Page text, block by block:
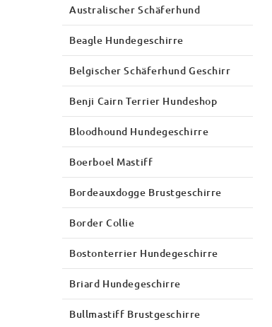
Australischer Schäferhund
Beagle Hundegeschirre
Belgischer Schäferhund Geschirr
Benji Cairn Terrier Hundeshop
Bloodhound Hundegeschirre
Boerboel Mastiff
Bordeauxdogge Brustgeschirre
Border Collie
Bostonterrier Hundegeschirre
Briard Hundegeschirre
Bullmastiff Brustgeschirre